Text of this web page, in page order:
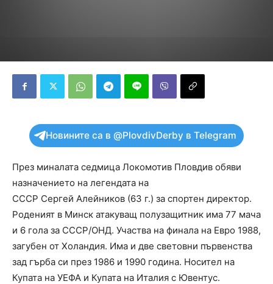
Новините са в @PlovdivDerby в Telegram
През миналата седмица Локомотив Пловдив обяви
назначението на легендата на
СССР Сергей Алейников (63 г.) за спортен директор.
Роденият в Минск атакуващ полузащитник има 77 мача
и 6 гола за СССР/ОНД. Участва на финала на Евро 1988,
загубен от Холандия. Има и две световни първенства
зад гърба си през 1986 и 1990 година. Носител на
Купата на УЕФА и Купата на Италия с Ювентус.